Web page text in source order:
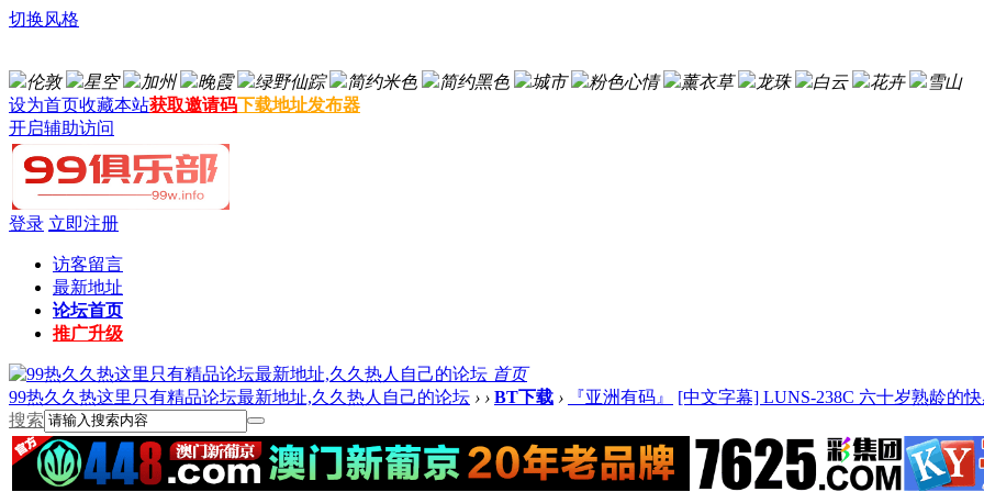
切换风格
伦敦 星空 加州 晚霞 绿野仙踪 简约米色 简约黑色 城市 粉色心情 薰衣草 龙珠 白云 花卉
雪山
设为首页收藏本站获取邀请码下载地址发布器
开启辅助访问
登录 立即注册
访客留言
最新地址
论坛首页
推广升级
首页
99热久久热这里只有精品论坛最新地址,久久热人自己的论坛 › › BT下载 › 『亚洲有码』
[中文字幕] LUNS-238C 六十岁熟龄的
搜索